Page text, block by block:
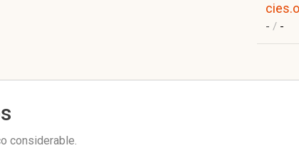
- / -
considerable.